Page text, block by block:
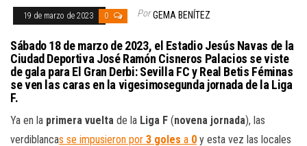
19 de marzo de 2023 0 Por GEMA BENÍTEZ
Sábado 18 de marzo de 2023, el Estadio Jesús Navas de la
Ciudad Deportiva José Ramón Cisneros Palacios se viste
de gala para El Gran Derbi: Sevilla FC y Real Betis Féminas
se ven las caras en la vigesimosegunda jornada de la Liga
F.
Ya en la primera vuelta de la Liga F (novena jornada), las
verdiblancas se impusieron por 3 goles a 0 y esta vez las locales